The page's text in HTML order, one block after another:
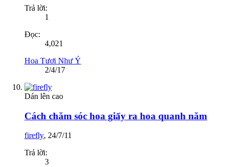
Trả lời:
1
Đọc:
4,021
Hoa Tươi Như Ý
2/4/17
Dán lên cao
Cách chăm sóc hoa giấy ra hoa quanh năm
firefly, 24/7/11
Trả lời:
3